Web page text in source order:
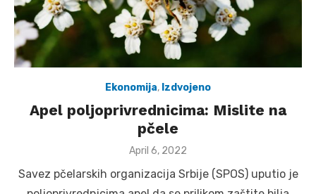
Ekonomija, Izdvojeno
Apel poljoprivrednicima: Mislite na
pčele
Posted
April 6, 2022
Savez pčelarskih organizacija Srbije (SPOS) uputio je